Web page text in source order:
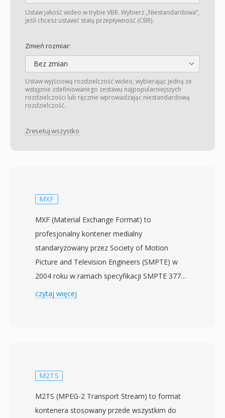
Ustaw jakość wideo w trybie VBR. Wybierz „Niestandardowa”,
jeśli chcesz ustawić stałą przepływność (CBR).
Zmień rozmiar:
Bez zmian
Ustaw wyjściową rozdzielczość wideo, wybierając jedną ze
wstępnie zdefiniowanego zestawu najpopularniejszych
rozdzielczości lub ręcznie wprowadzając niestandardową
rozdzielczość.
Zresetuj wszystko
MXF
MXF (Material Exchange Format) to
profesjonalny kontener medialny
standaryzowany przez Society of Motion
Picture and Television Engineers (SMPTE) w
2004 roku w ramach specyfikacji SMPTE 377M.
Zaprojektowany dla branzy nadawczej i
Format obsluguje szeroki zakres
AVC-Intra, DNxHD, DNxHR, ProRes i JPEG
czytaj więcej
M2TS
M2TS (MPEG-2 Transport Stream) to format
kontenera stosowany przede wszystkim do